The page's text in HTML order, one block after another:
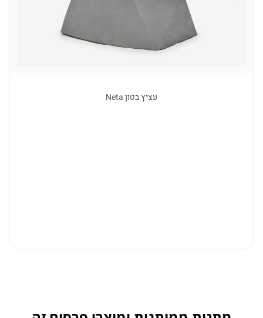
עציץ בטון Neta